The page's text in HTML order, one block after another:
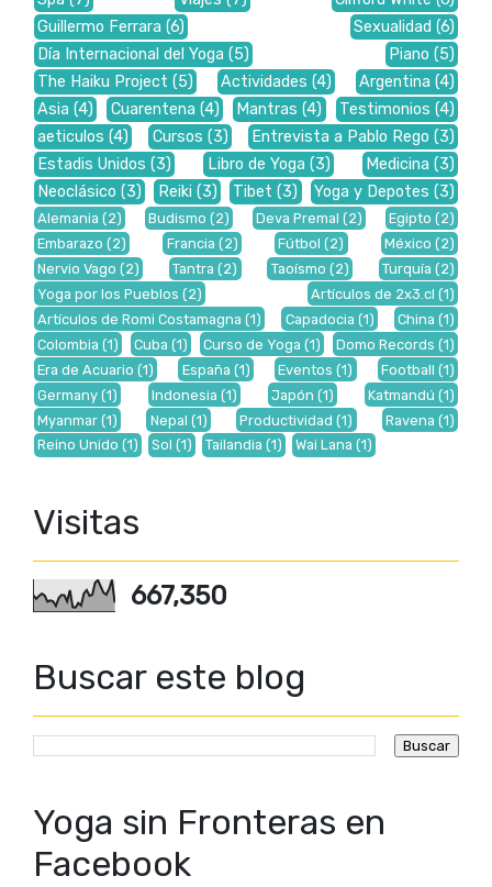
Guillermo Ferrara (6) Sexualidad (6)
Día Internacional del Yoga (5) Piano (5)
The Haiku Project (5) Actividades (4) Argentina (4)
Asia (4) Cuarentena (4) Mantras (4) Testimonios (4)
aeticulos (4) Cursos (3) Entrevista a Pablo Rego (3)
Estadis Unidos (3) Libro de Yoga (3) Medicina (3)
Neoclásico (3) Reiki (3) Tibet (3) Yoga y Depotes (3)
Alemania (2) Budismo (2) Deva Premal (2) Egipto (2)
Embarazo (2) Francia (2) Fútbol (2) México (2)
Nervio Vago (2) Tantra (2) Taoísmo (2) Turquía (2)
Yoga por los Pueblos (2) Artículos de 2x3.cl (1)
Artículos de Romi Costamagna (1) Capadocia (1) China (1)
Colombia (1) Cuba (1) Curso de Yoga (1) Domo Records (1)
Era de Acuario (1) España (1) Eventos (1) Football (1)
Germany (1) Indonesia (1) Japón (1) Katmandú (1)
Myanmar (1) Nepal (1) Productividad (1) Ravena (1)
Reino Unido (1) Sol (1) Tailandia (1) Wai Lana (1)
Visitas
667,350
Buscar este blog
Yoga sin Fronteras en
Facebook